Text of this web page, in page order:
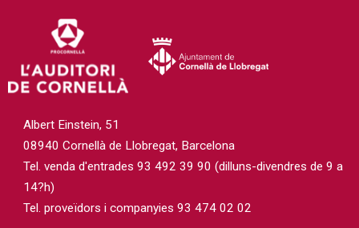
Albert Einstein, 51
08940 Cornellà de Llobregat, Barcelona
Tel. venda d'entrades 93 492 39 90 (dilluns-divendres de 9 a
14?h)
Tel. proveïdors i companyies 93 474 02 02